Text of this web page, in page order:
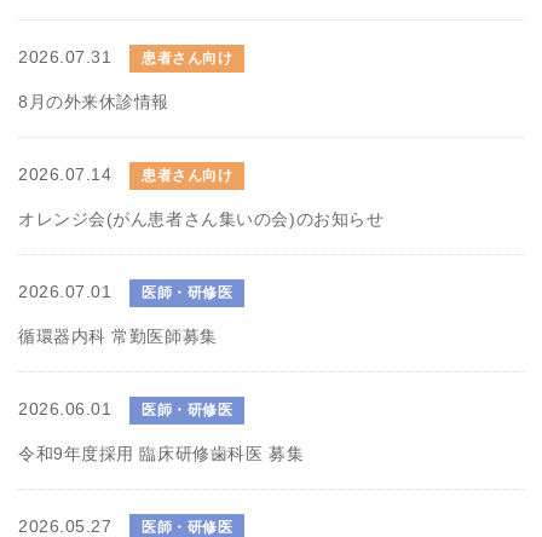
2026.07.31 患者さん向け
8月の外来休診情報
2026.07.14 患者さん向け
オレンジ会(がん患者さん集いの会)のお知らせ
2026.07.01 医師・研修医
循環器内科 常勤医師募集
2026.06.01 医師・研修医
令和9年度採用 臨床研修歯科医 募集
2026.05.27 医師・研修医